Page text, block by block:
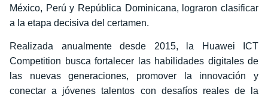
México, Perú y República Dominicana, lograron clasificar
a la etapa decisiva del certamen.
Realizada anualmente desde 2015, la Huawei ICT
Competition busca fortalecer las habilidades digitales de
las nuevas generaciones, promover la innovación y
conectar a jóvenes talentos con desafíos reales de la